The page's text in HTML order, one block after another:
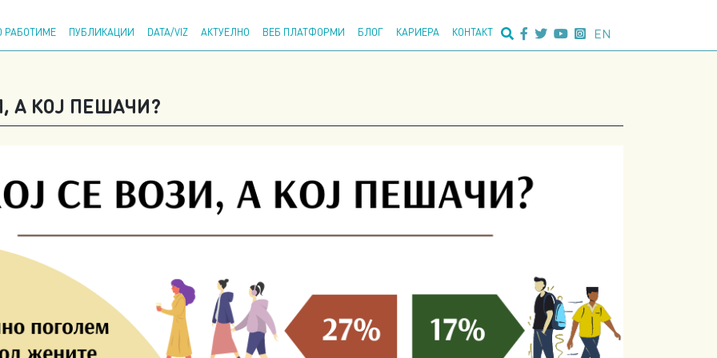
РАБОТИМЕ ПУБЛИКАЦИИ DATA/VIZ АКТУЕЛНО ВЕБ ПЛАТФОРМИ БЛОГ КАРИЕРА КОНТАКТ EN
А КОЈ ПЕШАЧИ?